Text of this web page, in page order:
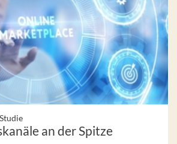
an der Spitze